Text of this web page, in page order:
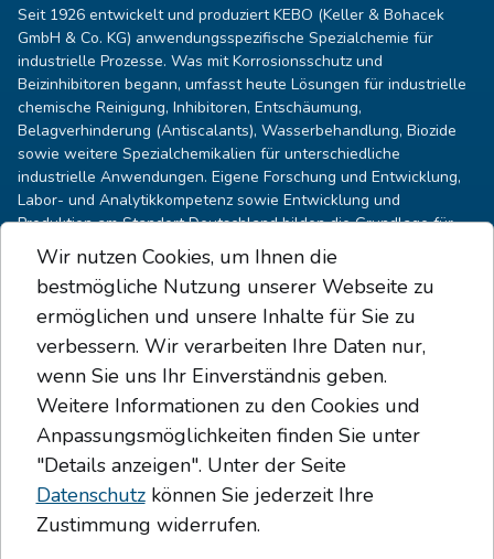
Seit 1926 entwickelt und produziert KEBO (Keller & Bohacek
GmbH & Co. KG) anwendungsspezifische Spezialchemie für
industrielle Prozesse. Was mit Korrosionsschutz und
Beizinhibitoren begann, umfasst heute Lösungen für industrielle
chemische Reinigung, Inhibitoren, Entschäumung,
Belagverhinderung (Antiscalants), Wasserbehandlung, Biozide
sowie weitere Spezialchemikalien für unterschiedliche
industrielle Anwendungen. Eigene Forschung und Entwicklung,
Labor- und Analytikkompetenz sowie Entwicklung und
Produktion am Standort Deutschland bilden die Grundlage für
technisch fundierte und anwendungsspezifische Lösungen, die
weltweit in industriellen Prozessanlagen eingesetzt werden. Alle
Produkte werden auf Medium, Prozessschritt, Werkstoffe und
Betriebsbedingungen abgestimmt.
Kontakt
Daniel Heimbach
HEAD OF SALES
Ansprechpartner für Vertrieb, technische
Anfragekoordination und internationale
Projektanfragen.
Stephanie Wedehase
Wir nutzen Cookies, um Ihnen die
bestmögliche Nutzung unserer Webseite zu
ermöglichen und unsere Inhalte für Sie zu
verbessern. Wir verarbeiten Ihre Daten nur,
wenn Sie uns Ihr Einverständnis geben.
Weitere Informationen zu den Cookies und
Anpassungsmöglichkeiten finden Sie unter
"Details anzeigen". Unter der Seite
Datenschutzkönnen Sie jederzeit Ihre
Zustimmung widerrufen.